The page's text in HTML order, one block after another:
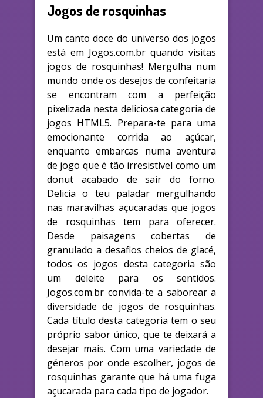
Jogos de rosquinhas
Um canto doce do universo dos jogos
está em Jogos.com.br quando visitas
jogos de rosquinhas! Mergulha num
mundo onde os desejos de confeitaria
se encontram com a perfeição
pixelizada nesta deliciosa categoria de
jogos HTML5. Prepara-te para uma
emocionante corrida ao açúcar,
enquanto embarcas numa aventura
de jogo que é tão irresistível como um
donut acabado de sair do forno.
Delicia o teu paladar mergulhando
nas maravilhas açucaradas que jogos
de rosquinhas tem para oferecer.
Desde paisagens cobertas de
granulado a desafios cheios de glacé,
todos os jogos desta categoria são
um deleite para os sentidos.
Jogos.com.br convida-te a saborear a
diversidade de jogos de rosquinhas.
Cada título desta categoria tem o seu
próprio sabor único, que te deixará a
desejar mais. Com uma variedade de
géneros por onde escolher, jogos de
rosquinhas garante que há uma fuga
açucarada para cada tipo de jogador.